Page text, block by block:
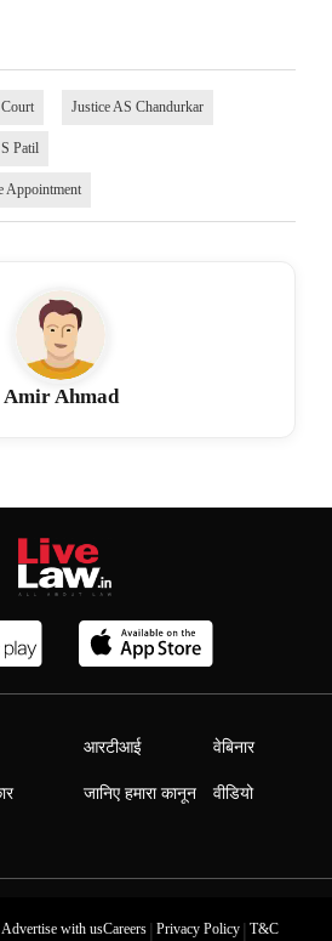
Justice AS Chandurkar
Patil
Appointment
Amir Ahmad
आरटीआई
जानिए हमारा कानून
वेबिनार
वीडियो
Advertise with usCareers| Privacy Policy| T&C